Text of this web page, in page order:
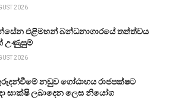
2026
එළිමහන් බන්ධනාගාරයේ තත්ත්වය
උණුසුම්
2026
නඩුව ගෝඨාභය රාජපක්ෂට
සාක්ෂි ලබාදෙන ලෙස නියෝග